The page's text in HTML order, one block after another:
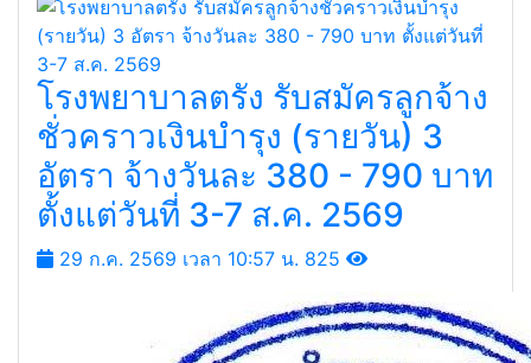
โรงพยาบาลหนองฉาง รับสมัคร
ลูกจ้างชั่วคราว 4 อัตรา ตั้งแต่
วันที่ 27 ก.ค. - 11 ส.ค. 2569
2 ส.ค. 2569 เวลา 17:45 น. 227
โรงพยาบาลตรัง รับสมัครลูกจ้าง